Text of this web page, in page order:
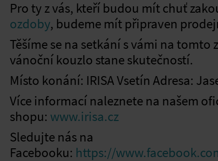
Pro ty z vás, kteří budou mít chuť
ozdoby, budeme mít připraven
Těšíme se na setkání s vámi na tomto
vánoční kouzlo stane skutečností.
Místo konání: IRISA Vsetín Adresa:
Více informací naleznete na našem
shopu: www.irisa.cz
Sledujte nás na
Facebooku: https://